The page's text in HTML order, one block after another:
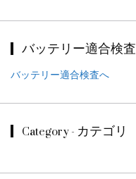
バッテリー適合検査
バッテリー適合検査へ
Category - カテゴリ